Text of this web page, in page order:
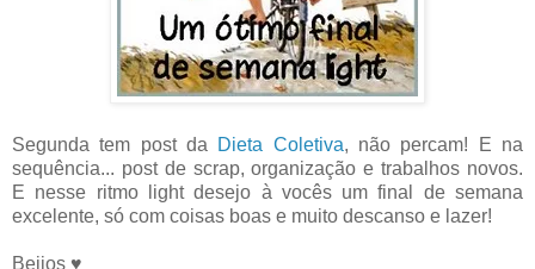
Segunda tem post da Dieta Coletiva, não percam! E na
sequência... post de scrap, organização e trabalhos novos.
E nesse ritmo light desejo à vocês um final de semana
excelente, só com coisas boas e muito descanso e lazer!
Beijos ♥